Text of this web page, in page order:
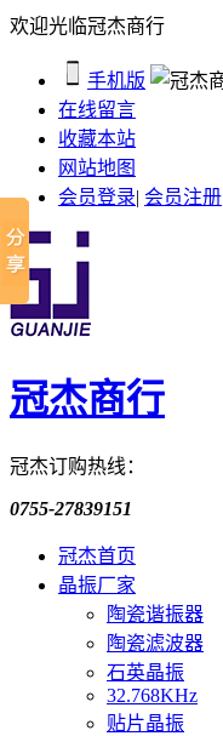
欢迎光临冠杰商行
手机版
在线留言
收藏本站
网站地图
会员登录| 会员注册
冠杰商行
冠杰订购热线：
0755-27839151
冠杰首页
晶振厂家
陶瓷谐振器
陶瓷滤波器
石英晶振
32.768KHz
贴片晶振